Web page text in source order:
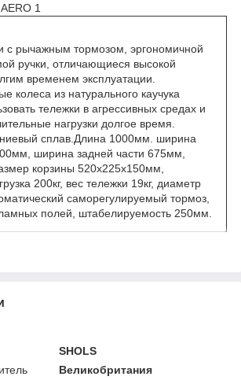
1
с рычажным тормозом, эргономичной
ручки, отличающиеся высокой
временем эксплуатации.
колеса из натурального каучука
тележки в агрессивных средах и
нагрузки долгое время.
сплав.Длина 1000мм. ширина
ширина задней части 675мм,
корзины 520х225х150мм,
200кг, вес тележки 19кг, диаметр
саморегулируемый тормоз,
полей, штабелируемость 250мм.
SHOLS
Великобритания